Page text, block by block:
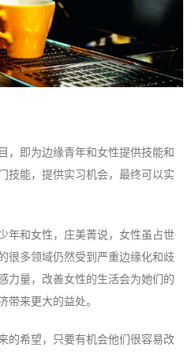
，即为边缘青年和女性提供技能和
技能，提供实习机会，最终可以实
年和女性，庄美菁说，女性虽占世
很多领域仍然受到严重边缘化和歧
力量，改善女性的生活会为她们的
带来更大的益处。
的希望，只要有机会他们很容易改